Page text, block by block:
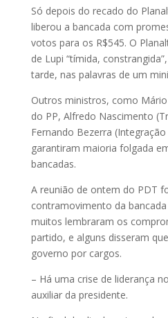
Só depois do recado do
liberou a bancada com
votos para os R$545. O
de Lupi “tímida,
tarde, nas palavras de um
Outros ministros, como
do PP, Alfredo Nascimento
Fernando Bezerra
garantiram maioria folgada
bancadas.
A reunião de ontem do PDT
contramovimento da
muitos lembraram os
partido, e alguns disseram
governo por cargos.
– Há uma crise de liderança
auxiliar da presidente.